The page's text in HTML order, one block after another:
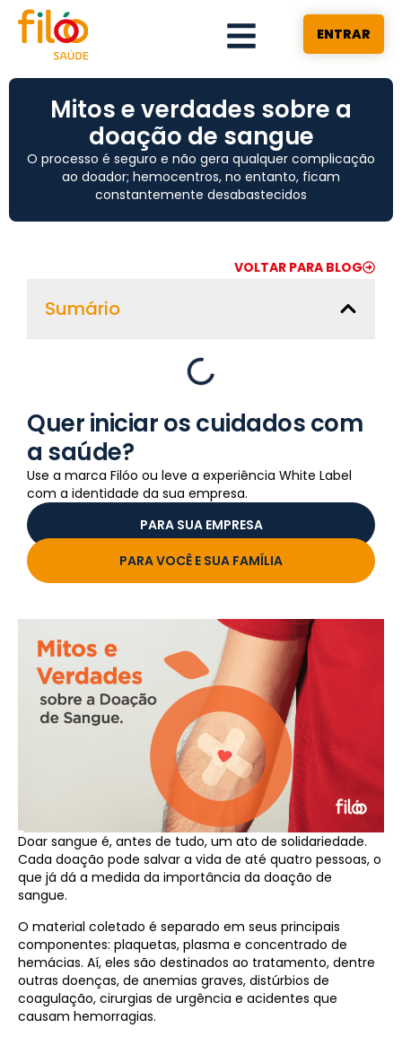
ENTRAR
Mitos e verdades sobre a
doação de sangue
O processo é seguro e não gera qualquer complicação
ao doador; hemocentros, no entanto, ficam
constantemente desabastecidos
Doar sangue é, antes de tudo, um ato de solidariedade.
Cada doação pode salvar a vida de até quatro pessoas, o
que já dá a medida da importância da doação de
sangue.
O material coletado é separado em seus principais
componentes: plaquetas, plasma e concentrado de
hemácias. Aí, eles são destinados ao tratamento, dentre
outras doenças, de anemias graves, distúrbios de
coagulação, cirurgias de urgência e acidentes que
causam hemorragias.
VOLTAR PARA BLOG
Sumário
Quer iniciar os cuidados com
a saúde?
Use a marca Filóo ou leve a experiência White Label
com a identidade da sua empresa.
PARA SUA EMPRESA
PARA VOCÊ E SUA FAMÍLIA